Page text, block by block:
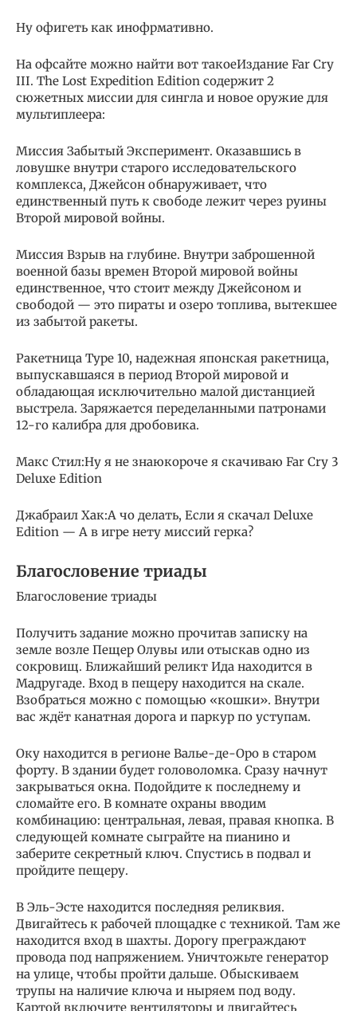
Ну офигеть как инофрмативно.
На офсайте можно найти вот такоеИздание Far Cry
III. The Lost Expedition Edition содержит 2
сюжетных миссии для сингла и новое оружие для
мультиплеера:
Миссия Забытый Эксперимент. Оказавшись в
ловушке внутри старого исследовательского
комплекса, Джейсон обнаруживает, что
единственный путь к свободе лежит через руины
Второй мировой войны.
Миссия Взрыв на глубине. Внутри заброшенной
военной базы времен Второй мировой войны
единственное, что стоит между Джейсоном и
свободой — это пираты и озеро топлива, вытекшее
из забытой ракеты.
Ракетница Type 10, надежная японская ракетница,
выпускавшаяся в период Второй мировой и
обладающая исключительно малой дистанцией
выстрела. Заряжается переделанными патронами
12-го калибра для дробовика.
Макс Стил:Ну я не знаюкороче я скачиваю Far Cry 3
Deluxe Edition
Джабраил Хак:А чо делать, Если я скачал Deluxe
Edition — А в игре нету миссий герка?
Благословение триады
Благословение триады
Получить задание можно прочитав записку на
земле возле Пещер Олувы или отыскав одно из
сокровищ. Ближайший реликт Ида находится в
Мадругаде. Вход в пещеру находится на скале.
Взобраться можно с помощью «кошки». Внутри
вас ждёт канатная дорога и паркур по уступам.
Оку находится в регионе Валье-де-Оро в старом
форту. В здании будет головоломка. Сразу начнут
закрываться окна. Подойдите к последнему и
сломайте его. В комнате охраны вводим
комбинацию: центральная, левая, правая кнопка. В
следующей комнате сыграйте на пианино и
заберите секретный ключ. Спустись в подвал и
пройдите пещеру.
В Эль-Эсте находится последняя реликвия.
Двигайтесь к рабочей площадке с техникой. Там же
находится вход в шахты. Дорогу преграждают
провода под напряжением. Уничтожьте генератор
на улице, чтобы пройти дальше. Обыскиваем
трупы на наличие ключа и ныряем под воду.
Картой включите вентиляторы и двигайтесь